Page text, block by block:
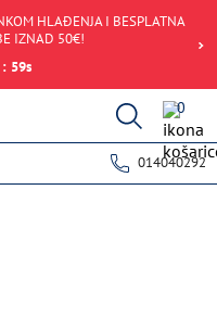
HLAĐENJA I BESPLATNA
IZNAD 50€!
: 59s
0
014040292